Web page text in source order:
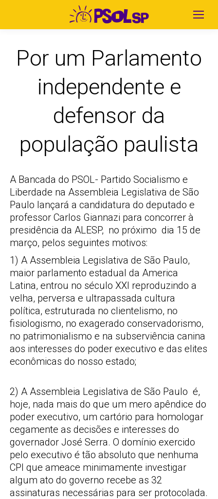
Por um Parlamento
independente e
defensor da
população paulista
A Bancada do PSOL- Partido Socialismo e
Liberdade na Assembleia Legislativa de São
Paulo lançará a candidatura do deputado e
professor Carlos Giannazi para concorrer à
presidência da ALESP, no próximo dia 15 de
março, pelos seguintes motivos:
1) A Assembleia Legislativa de São Paulo,
maior parlamento estadual da America
Latina, entrou no século XXI reproduzindo a
velha, perversa e ultrapassada cultura
política, estruturada no clientelismo, no
fisiologismo, no exagerado conservadorismo,
no patrimonialismo e na subserviência canina
aos interesses do poder executivo e das elites
econômicas do nosso estado;
2) A Assembleia Legislativa de São Paulo é,
hoje, nada mais do que um mero apêndice do
poder executivo, um cartório para homologar
cegamente as decisões e interesses do
governador José Serra. O domínio exercido
pelo executivo é tão absoluto que nenhuma
CPI que ameace minimamente investigar
algum ato do governo recebe as 32
assinaturas necessárias para ser protocolada.